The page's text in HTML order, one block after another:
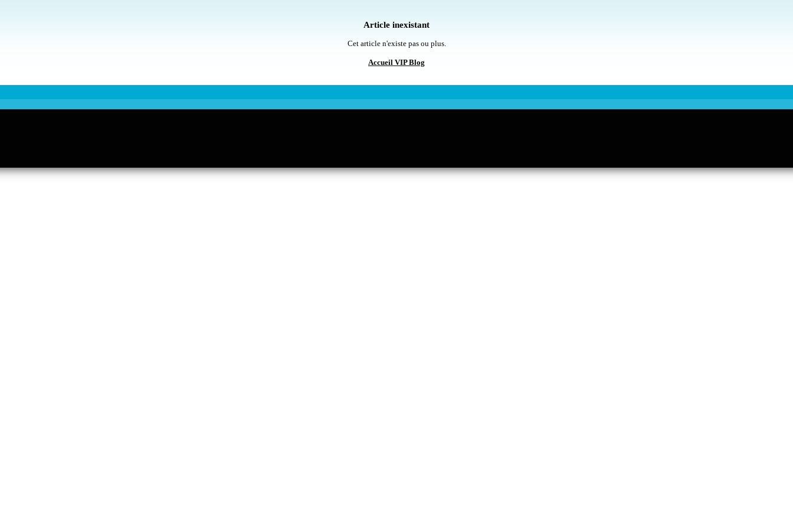
Article inexistant
Cet article n'existe pas ou plus.
Accueil VIP Blog